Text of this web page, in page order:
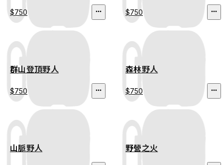
$750 $750
群山登頂野人
$750
森林野人
$750
山脈野人 野營之火